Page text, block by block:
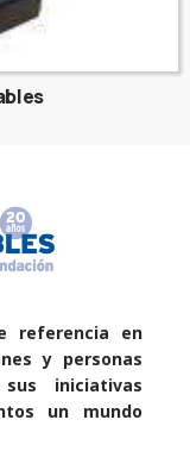
referencia en
y personas
iniciativas
un mundo